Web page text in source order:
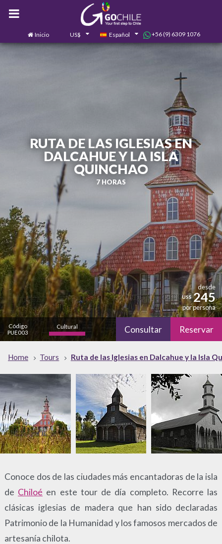
Inicio US$ Español +56 (9) 6309 1076
RUTA DE LAS IGLESIAS EN
DALCAHUE Y LA ISLA
QUINCHAO
7 HORAS
desde
US$ 245
por persona
Código
PUE003
Cultural
alto
Consultar Reservar
Home Tours Ruta de las Iglesias en Dalcahue y la Isla
Conoce dos de las ciudades más encantadoras de la isla
de Chiloé en este tour de día completo. Recorre las
clásicas iglesias de madera que han sido declaradas
Patrimonio de la Humanidad y los famosos mercados de
artesanía chilota.